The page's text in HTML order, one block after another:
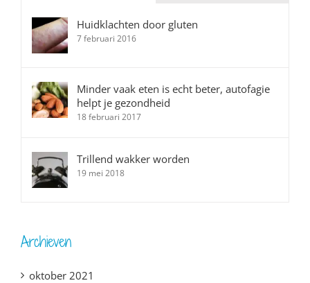
Huidklachten door gluten
7 februari 2016
Minder vaak eten is echt beter, autofagie
helpt je gezondheid
18 februari 2017
Trillend wakker worden
19 mei 2018
Archieven
oktober 2021